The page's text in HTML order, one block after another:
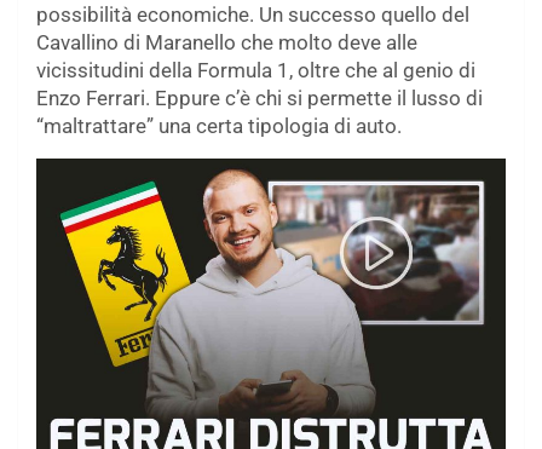
possibilità economiche. Un successo quello del
Cavallino di Maranello che molto deve alle
vicissitudini della Formula 1, oltre che al genio di
Enzo Ferrari. Eppure c’è chi si permette il lusso di
“maltrattare” una certa tipologia di auto.